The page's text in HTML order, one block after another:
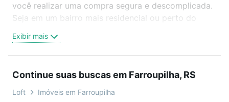
você realizar uma compra segura e descomplicada.
Seja em um bairro mais residencial ou perto do
oferta ideal de Imóveis com 2 quartos à venda em
Farroupilha, RS para conquistar seu sonho. Agende
sem compromisso e você ainda conta com mais de
46 mil corretores e imobiliárias te ajudando na
Exibir mais
Continue suas buscas em Farroupilha, RS
Loft Imóveis em Farroupilha